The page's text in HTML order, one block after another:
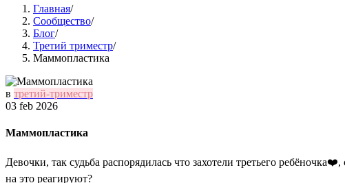
Главная/
Сообщество/
Блог/
Третий триместр/
Маммопластика
в третий-триместр
03 feb 2026
Маммопластика
Девочки, так судьба распорядилась что захотели третьего
на это реагируют?